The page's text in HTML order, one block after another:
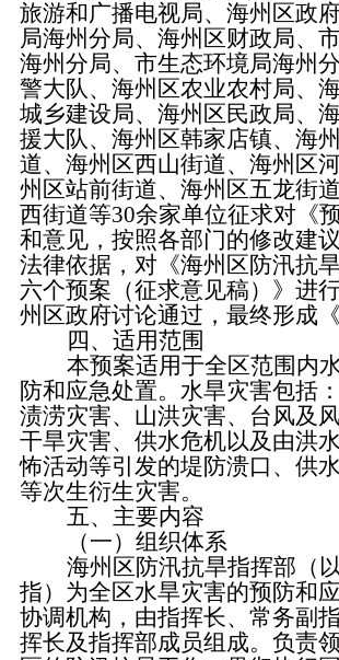
旅游和广播电视局、海州区政
局海州分局、海州区财政局、
海州分局、市生态环境局海州
警大队、海州区农业农村局、
城乡建设局、海州区民政局、
援大队、海州区韩家店镇、海
道、海州区西山街道、海州区
州区站前街道、海州区五龙街
西街道等30余家单位征求对《
和意见，按照各部门的修改建
法律依据，对《海州区防汛抗
六个预案（征求意见稿）》进
州区政府讨论通过，最终形成《
四、 适用范围
本预案适用于全区范围内
防和应急处置。水旱灾害包括：
渍涝灾害、山洪灾害、台风及风
干旱灾害、供水危机以及由洪
怖活动等引发的堤防溃口、供
等次生衍生灾害。
五、 主要内容
（一）组织体系
海州区防汛抗旱指挥部（
指）为全区水旱灾害的预防和
协调机构，由指挥长、常务副
挥长及指挥部成员组成。负责